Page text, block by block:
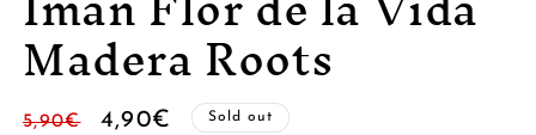
Madera Roots
Regular
5,90€
Sale
4,90€ Sold out